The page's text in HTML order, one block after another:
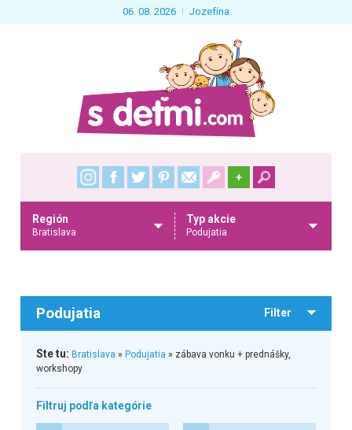
06. 08. 2026 Jozefína
+
Región
Bratislava
Typ akcie
Podujatia
Podujatia Filter
Ste tu: Bratislava » Podujatia » zábava vonku + prednášky,
workshopy
Filtruj podľa kategórie